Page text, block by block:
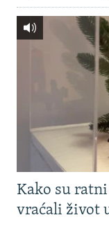
Kako su
vraćali život